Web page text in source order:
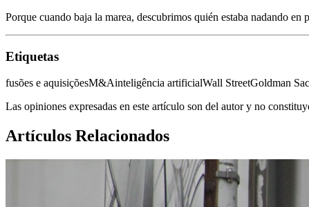
Porque cuando baja la marea, descubrimos quién estaba nadando en
Etiquetas
fusões e aquisiçõesM&Ainteligência artificialWall StreetGoldman
Las opiniones expresadas en este artículo son del autor y no
Artículos Relacionados